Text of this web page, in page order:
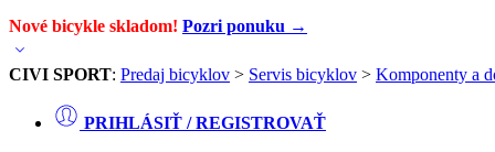
Nové bicykle skladom! Pozri ponuku →
CIVI SPORT: Predaj bicyklov > Servis bicyklov > Komponenty a
PRIHLÁSIŤ / REGISTROVAŤ